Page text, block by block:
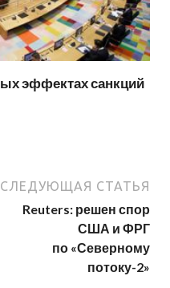
эффектах санкций
СЛЕДУЮЩАЯ СТАТЬЯ
Reuters: решен спор
США и ФРГ
по «Северному
потоку-2»